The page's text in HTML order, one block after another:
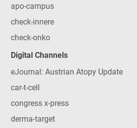
apo-campus
check-innere
check-onko
Digital Channels
eJournal: Austrian Atopy Update
car-t-cell
congress x-press
derma-target